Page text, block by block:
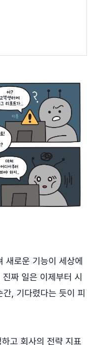
새로운 기능이 세상에
짜 일은 이제부터 시
, 기다렸다는 듯이 피
고 회사의 전략 지표